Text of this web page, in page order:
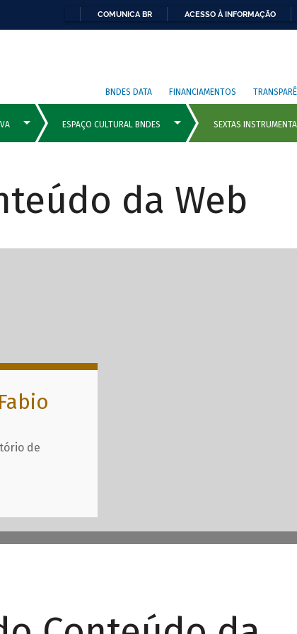
COMUNICA BR ACESSO À INFORMAÇÃO
BNDES DATA FINANCIAMENTOS
da Web
com
de